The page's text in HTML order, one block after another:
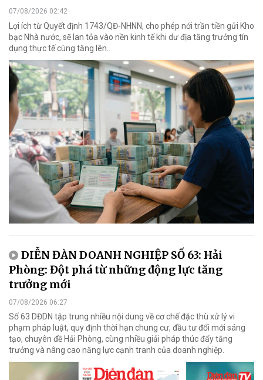
07/08/2026 02:42
Lợi ích từ Quyết định 1743/QĐ-NHNN, cho phép nới trần tiền gửi Kho
bạc Nhà nước, sẽ lan tỏa vào nền kinh tế khi dư địa tăng trưởng tín
dụng thực tế cùng tăng lên..
DIỄN ĐÀN DOANH NGHIỆP SỐ 63: Hải
Phòng: Đột phá từ những động lực tăng
trưởng mới
07/08/2026 06:27
Số 63 DĐDN tập trung nhiều nội dung về cơ chế đặc thù xử lý vi
phạm pháp luật, quy định thời hạn chung cư, đầu tư đổi mới sáng
tạo, chuyên đề Hải Phòng, cùng nhiều giải pháp thúc đẩy tăng
trưởng và nâng cao năng lực cạnh tranh của doanh nghiệp.